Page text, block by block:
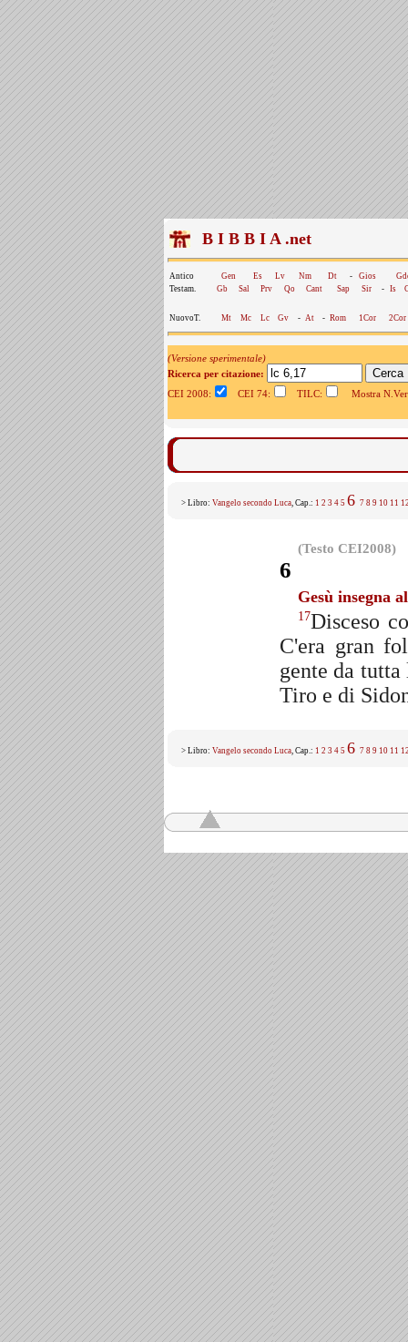
B I B B I A .net
Antico Gen Es Lv Nm Dt - Gios
Testam.
Gb Sal Prv Qo Cant Sap Sir - Is
NuovoT. Mt Mc Lc Gv - At - Rom 1Cor 2Cor
(Versione sperimentale)
Ricerca per citazione:
CEI 2008:
CEI 74: TILC: Mostra
> Libro: Vangelo secondo Luca, Cap.: 1 2 3 4 5 6 7 8 9 10 11
(Testo CEI2008)
6
Gesù insegna
17Disceso
C'era gran
gente da
Tiro e di
> Libro: Vangelo secondo Luca, Cap.: 1 2 3 4 5 6 7 8 9 10 11